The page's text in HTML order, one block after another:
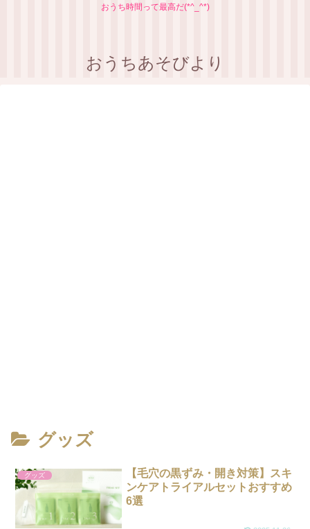
おうち時間って最高だ(*^_^*)
おうちあそびより
グッズ
グッズ
【毛穴の黒ずみ・開き対策】スキ
ンケアトライアルセットおすすめ
6選